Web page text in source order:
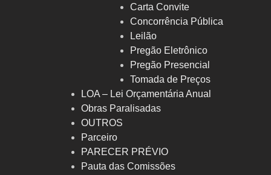
Carta Convite
Concorrência Pública
Leilão
Pregão Eletrônico
Pregão Presencial
Tomada de Preços
LOA – Lei Orçamentária Anual
Obras Paralisadas
OUTROS
Parceiro
PARECER PRÉVIO
Pauta das Comissões